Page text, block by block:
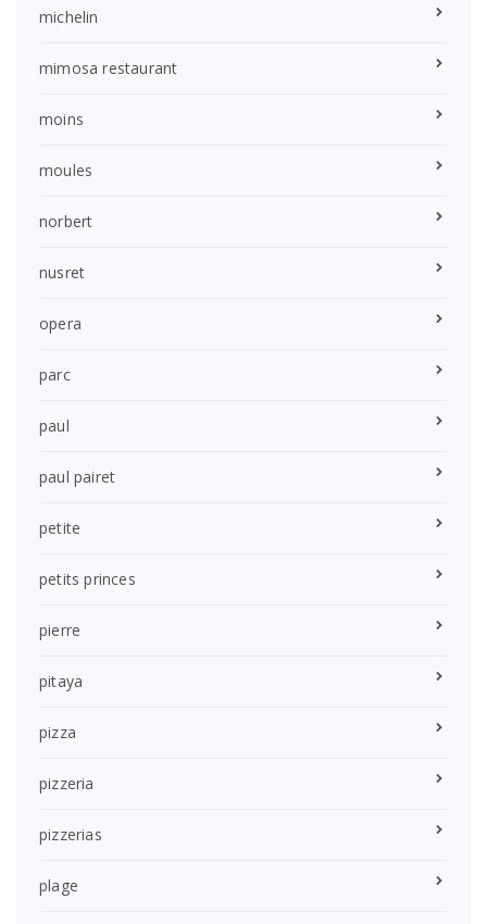
michelin
mimosa restaurant
moins
moules
norbert
nusret
opera
parc
paul
paul pairet
petite
petits princes
pierre
pitaya
pizza
pizzeria
pizzerias
plage